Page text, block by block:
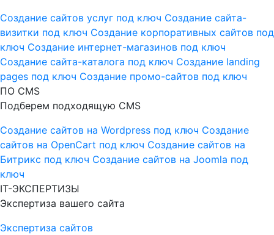
Создание сайтов услуг под ключ Создание сайта-
визитки под ключ Создание корпоративных сайтов под
ключ Создание интернет-магазинов под ключ
Создание сайта-каталога под ключ Создание landing
pages под ключ Создание промо-сайтов под ключ
ПО CMS
Подберем подходящую CMS
Создание сайтов на Wordpress под ключ Создание
сайтов на OpenCart под ключ Создание сайтов на
Битрикс под ключ Создание сайтов на Joomla под
ключ
IT-ЭКСПЕРТИЗЫ
Экспертиза вашего сайта
Экспертиза сайтов